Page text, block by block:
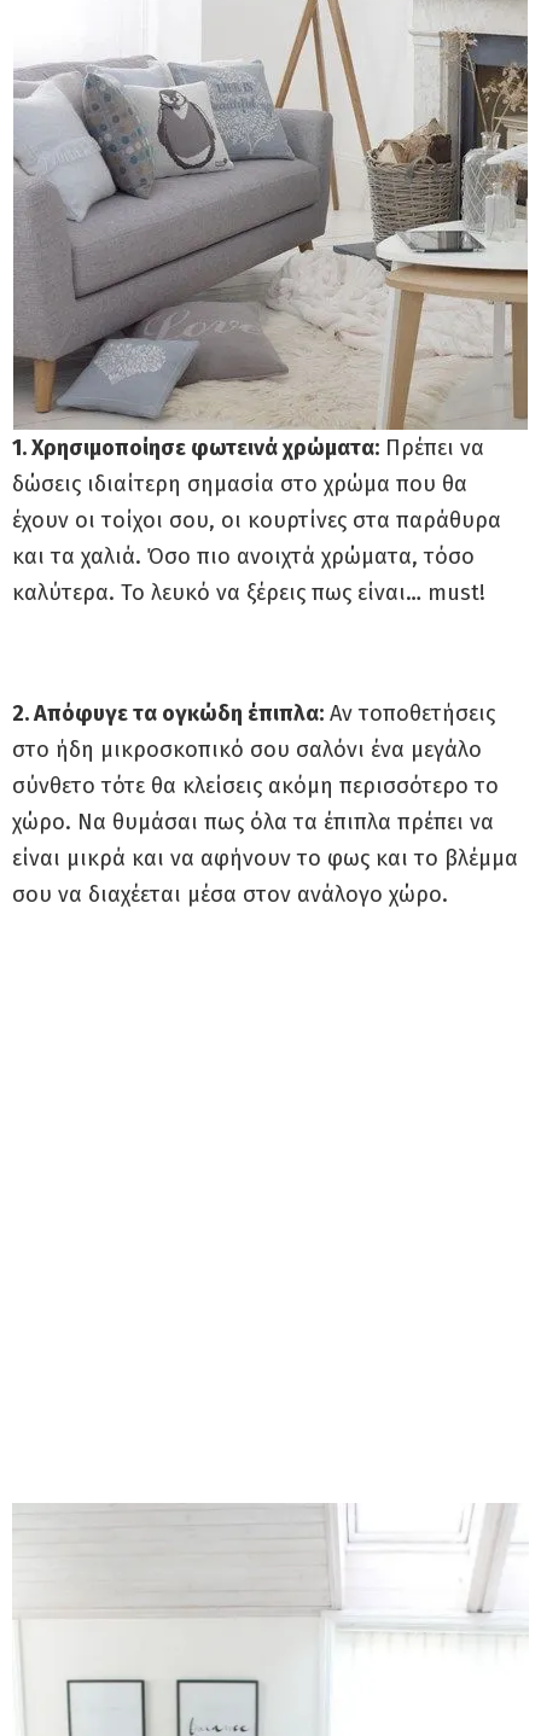
1. Χρησιμοποίησε φωτεινά χρώματα: Πρέπει να
δώσεις ιδιαίτερη σημασία στο χρώμα που θα
έχουν οι τοίχοι σου, οι κουρτίνες στα παράθυρα
και τα χαλιά. Όσο πιο ανοιχτά χρώματα, τόσο
καλύτερα. Το λευκό να ξέρεις πως είναι… must!
2. Απόφυγε τα ογκώδη έπιπλα: Αν τοποθετήσεις
στο ήδη μικροσκοπικό σου σαλόνι ένα μεγάλο
σύνθετο τότε θα κλείσεις ακόμη περισσότερο το
χώρο. Να θυμάσαι πως όλα τα έπιπλα πρέπει να
είναι μικρά και να αφήνουν το φως και το βλέμμα
σου να διαχέεται μέσα στον ανάλογο χώρο.